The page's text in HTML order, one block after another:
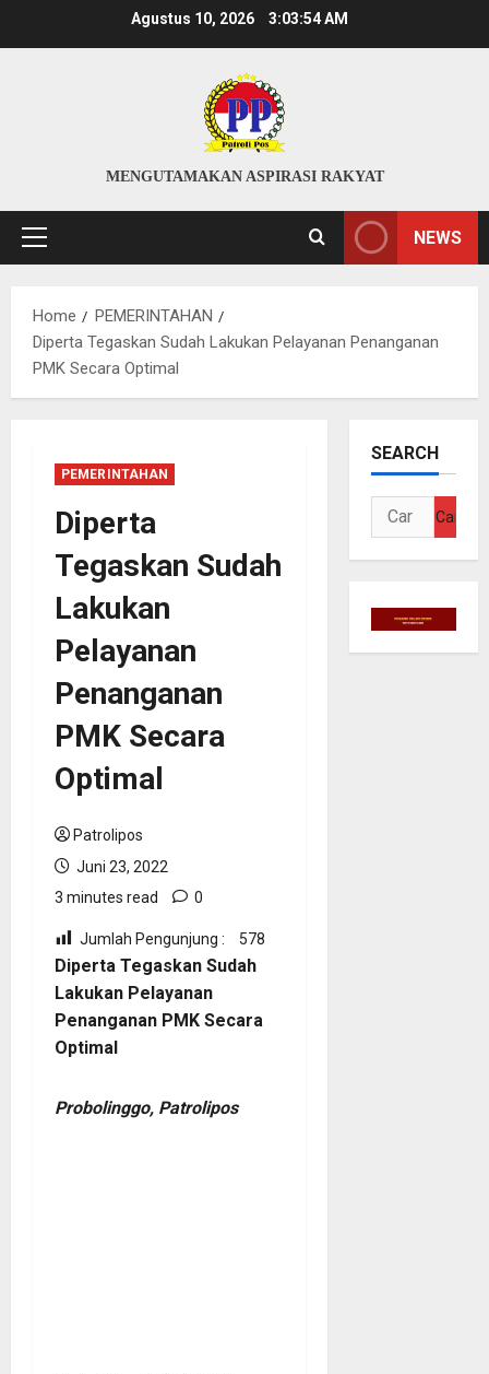
Agustus 10, 2026 3:03:55 AM
MENGUTAMAKAN ASPIRASI RAKYAT
Primary
NEWS
Home
PEMERINTAHAN
Diperta Tegaskan Sudah Lakukan Pelayanan Penanganan
PMK Secara Optimal
PEMERINTAHAN
Diperta
Tegaskan Sudah
Lakukan
Pelayanan
Penanganan
PMK Secara
Optimal
Patrolipos
Juni 23, 2022
3 minutes read
0
Jumlah Pengunjung : 578
Diperta Tegaskan Sudah
Lakukan Pelayanan
Penanganan PMK Secara
Optimal
Probolinggo, Patrolipos
SEARCH
Cari
untuk: